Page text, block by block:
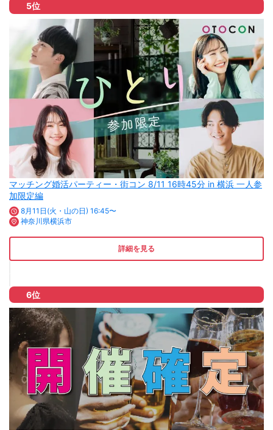
5位
マッチング婚活パーティー・街コン 8/11 16時45分 in 横浜 一人参
加限定編
8月11日(火・山の日) 16:45〜
神奈川県横浜市
詳細を見る
6位